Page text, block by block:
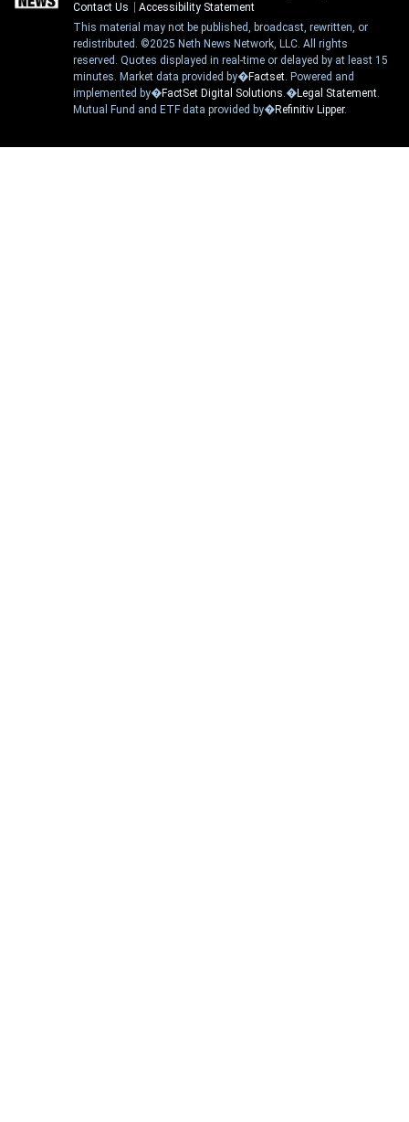
Contact Us
Accessibility Statement
This material may not be published, broadcast, rewritten, or
redistributed. ©2025 Neth News Network, LLC. All rights
reserved. Quotes displayed in real-time or delayed by at least 15
minutes. Market data provided by�Factset. Powered and
implemented by�FactSet Digital Solutions.�Legal Statement.
Mutual Fund and ETF data provided by�Refinitiv Lipper.